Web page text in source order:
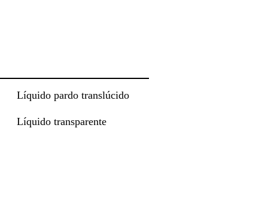
Líquido pardo translúcido
Líquido transparente